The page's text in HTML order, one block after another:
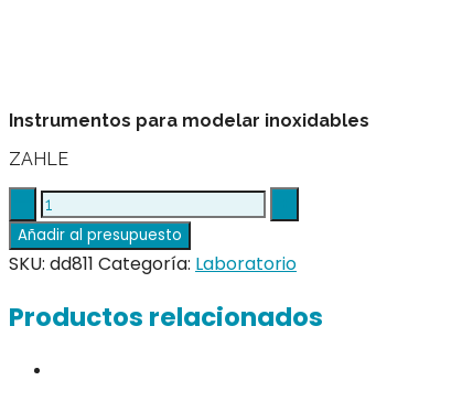
Instrumentos para modelar inoxidables
ZAHLE
DD811
quantity
Añadir al presupuesto
SKU: dd811 Categoría: Laboratorio
Productos relacionados